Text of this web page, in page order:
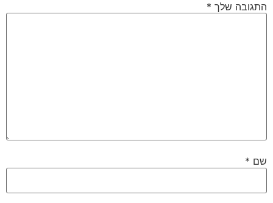
התגובה שלך *
שם *